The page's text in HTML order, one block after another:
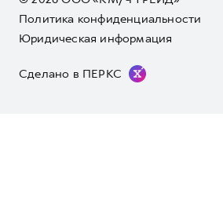
Политика конфиденциальности
Юридическая информация
Сделано в ПЕРКС